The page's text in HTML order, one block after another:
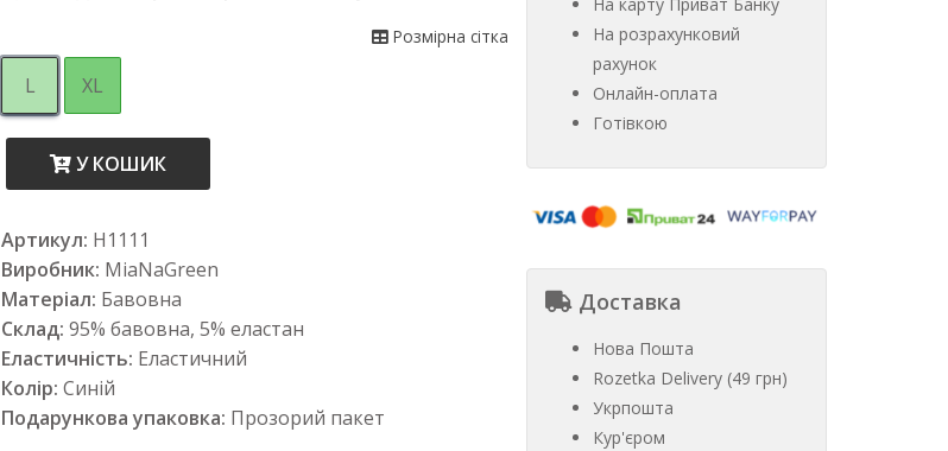
Розмірна сітка
L XL
У КОШИК
Артикул: Н1111
Виробник: MiaNaGreen
Матеріал: Бавовна
Склад: 95% бавовна, 5% еластан
Еластичність: Еластичний
Колір: Синій
Подарункова упаковка: Прозорий пакет
На розрахунковий
рахунок
Онлайн-оплата
Готівкою
Доставка
Нова Пошта
Rozetka Delivery (49 грн)
Укрпошта
Кур'єром